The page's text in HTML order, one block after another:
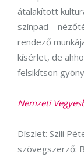
átalakított
színpad –
rendező
kísérlet, de
felsikítson
Nemzeti
Díszlet: Szili
szövegszerző: